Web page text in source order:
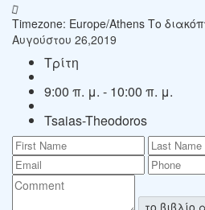
Timezone: Europe/Athens Το
Αυγούστου 26,2019
Τρίτη
9:00 π. μ. - 10:00 π. μ.
Tsaias-Theodoros
το βιβλίο